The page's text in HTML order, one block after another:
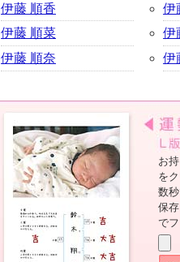
伊藤 順香
伊藤 順菜
伊藤 順奈
伊
伊
伊
お
を
数
保
で